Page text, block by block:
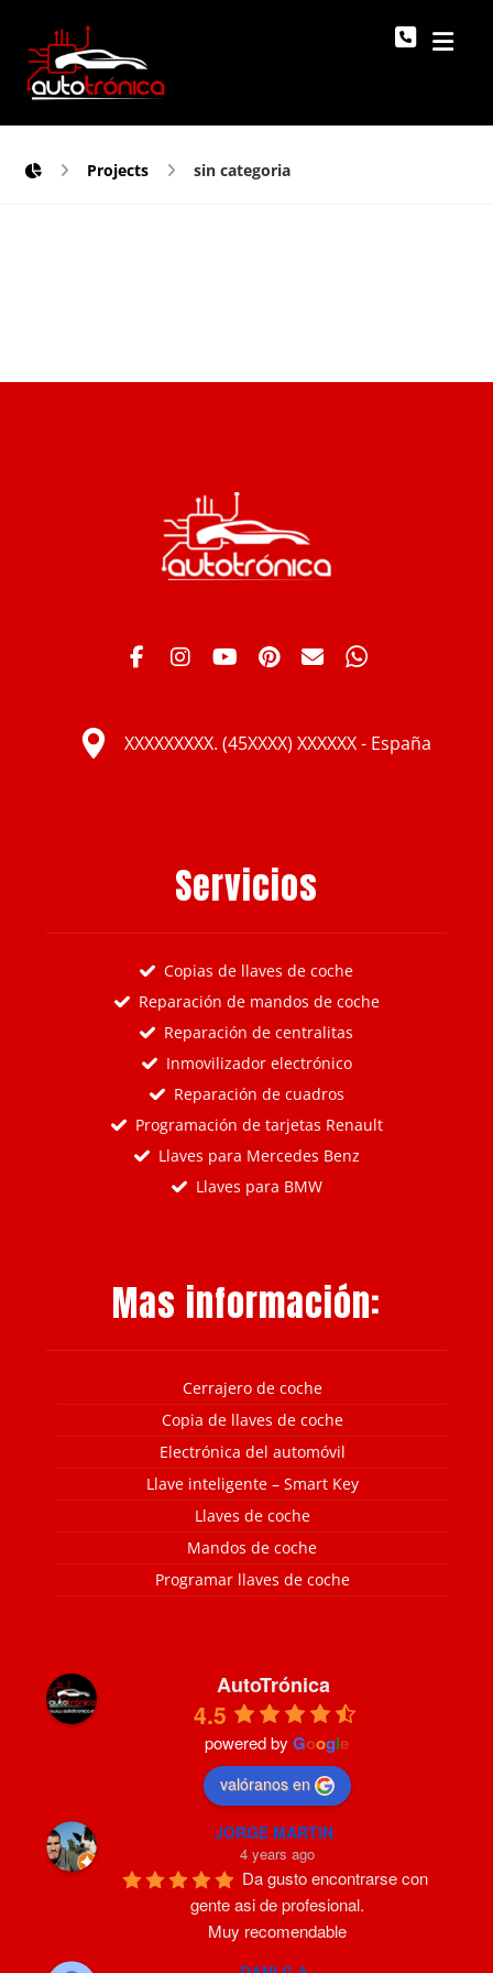
Projects sin categoria
XXXXXXXXX. (45XXXX) XXXXXX - España
Servicios
Copias de llaves de coche
Reparación de mandos de coche
Reparación de centralitas
Inmovilizador electrónico
Reparación de cuadros
Programación de tarjetas Renault
Llaves para Mercedes Benz
Llaves para BMW
Mas información:
Cerrajero de coche
Copia de llaves de coche
Electrónica del automóvil
Llave inteligente – Smart Key
Llaves de coche
Mandos de coche
Programar llaves de coche
AutoTrónica
4.5
powered byGoogle
valóranos en
JORGE MARTIN
4 years ago
Da gusto encontrarse con
gente asi de profesional.
Muy recomendable